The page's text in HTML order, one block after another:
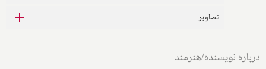
تصاویر
درباره نویسنده/هنرمند